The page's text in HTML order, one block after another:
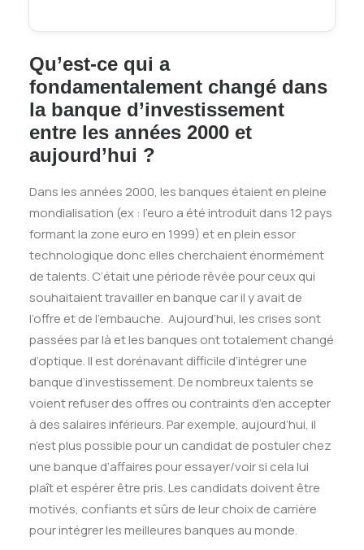
Qu’est-ce qui a
fondamentalement changé dans
la banque d’investissement
entre les années 2000 et
aujourd’hui ?
Dans les années 2000, les banques étaient en pleine
mondialisation (ex : l’euro a été introduit dans 12 pays
formant la zone euro en 1999) et en plein essor
technologique donc elles cherchaient énormément
de talents. C’était une période rêvée pour ceux qui
souhaitaient travailler en banque car il y avait de
l’offre et de l’embauche. Aujourd’hui, les crises sont
passées par là et les banques ont totalement changé
d’optique. Il est dorénavant difficile d’intégrer une
banque d’investissement. De nombreux talents se
voient refuser des offres ou contraints d’en accepter
à des salaires inférieurs. Par exemple, aujourd’hui, il
n’est plus possible pour un candidat de postuler chez
une banque d’affaires pour essayer/voir si cela lui
plaît et espérer être pris. Les candidats doivent être
motivés, confiants et sûrs de leur choix de carrière
pour intégrer les meilleures banques au monde.